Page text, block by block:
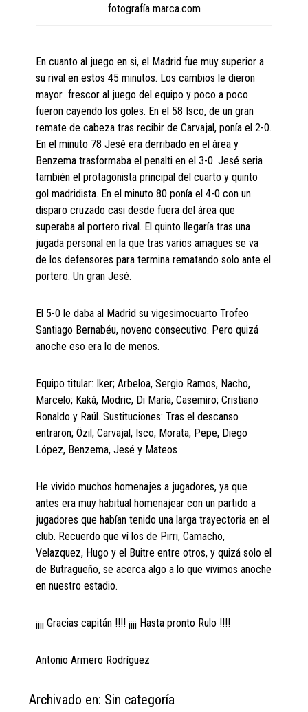
fotografía marca.com
En cuanto al juego en si, el Madrid fue muy superior a
su rival en estos 45 minutos. Los cambios le dieron
mayor frescor al juego del equipo y poco a poco
fueron cayendo los goles. En el 58 Isco, de un gran
remate de cabeza tras recibir de Carvajal, ponía el 2-0.
En el minuto 78 Jesé era derribado en el área y
Benzema trasformaba el penalti en el 3-0. Jesé seria
también el protagonista principal del cuarto y quinto
gol madridista. En el minuto 80 ponía el 4-0 con un
disparo cruzado casi desde fuera del área que
superaba al portero rival. El quinto llegaría tras una
jugada personal en la que tras varios amagues se va
de los defensores para termina rematando solo ante el
portero. Un gran Jesé.
El 5-0 le daba al Madrid su vigesimocuarto Trofeo
Santiago Bernabéu, noveno consecutivo. Pero quizá
anoche eso era lo de menos.
Equipo titular: Iker; Arbeloa, Sergio Ramos, Nacho,
Marcelo; Kaká, Modric, Di María, Casemiro; Cristiano
Ronaldo y Raúl. Sustituciones: Tras el descanso
entraron; Özil, Carvajal, Isco, Morata, Pepe, Diego
López, Benzema, Jesé y Mateos
He vivido muchos homenajes a jugadores, ya que
antes era muy habitual homenajear con un partido a
jugadores que habían tenido una larga trayectoria en el
club. Recuerdo que ví los de Pirri, Camacho,
Velazquez, Hugo y el Buitre entre otros, y quizá solo el
de Butragueño, se acerca algo a lo que vivimos anoche
en nuestro estadio.
¡¡¡¡ Gracias capitán !!!! ¡¡¡¡ Hasta pronto Rulo !!!!
Antonio Armero Rodríguez
Archivado en: Sin categoría